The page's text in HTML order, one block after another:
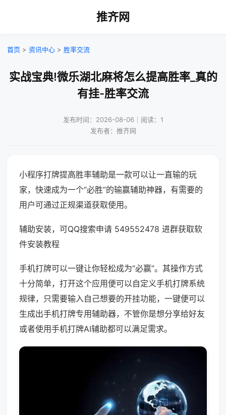
推齐网
首页 > 资讯中心 > 胜率交流
实战宝典!微乐湖北麻将怎么提高胜率_真的
有挂-胜率交流
发布时间：2026-08-06｜阅读：1
发布者：推齐网
小程序打牌提高胜率辅助是一款可以让一直输的玩
家，快速成为一个“必胜”的输赢辅助神器，有需要的
用户可通过正规渠道获取使用。
辅助安装，可QQ搜索申请 549552478 进群获取软
件安装教程
手机打牌可以一键让你轻松成为“必赢”。其操作方式
十分简单，打开这个应用便可以自定义手机打牌系统
规律，只需要输入自己想要的开挂功能，一键便可以
生成出手机打牌专用辅助器，不管你是想分享给好友
或者使用手机打牌AI辅助都可以满足需求。